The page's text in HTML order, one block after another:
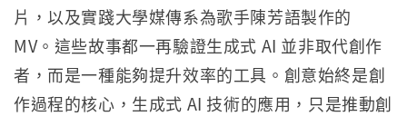
片，以及實踐大學媒傳系為歌手陳芳語製作的
MV。這些故事都一再驗證生成式 AI 並非取代創作
者，而是一種能夠提升效率的工具。創意始終是創
作過程的核心，生成式 AI 技術的應用，只是推動創